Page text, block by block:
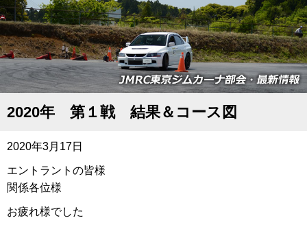
2020年 第１戦 結果＆コース図
2020年3月17日
エントラントの皆様
関係各位様
お疲れ様でした